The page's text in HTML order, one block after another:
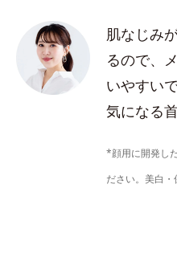
肌なじみ
るので、
いやすい
気になる
*顔用に開発し
ださい。美白